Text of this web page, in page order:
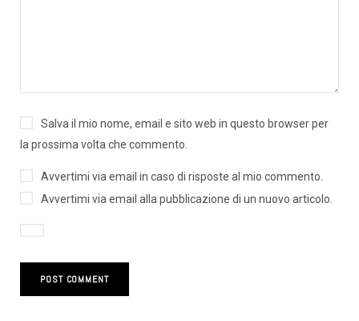
Salva il mio nome, email e sito web in questo browser per
la prossima volta che commento.
Avvertimi via email in caso di risposte al mio commento.
Avvertimi via email alla pubblicazione di un nuovo articolo.